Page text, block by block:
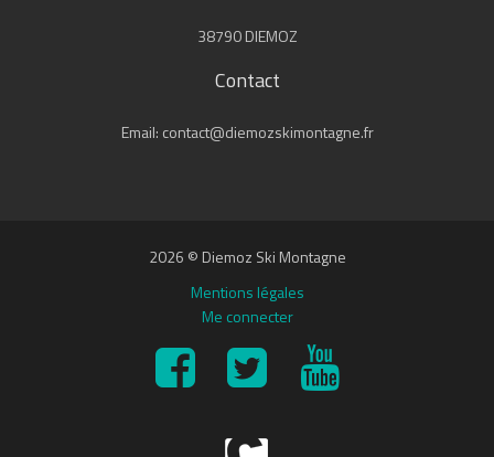
38790 DIEMOZ
Contact
Email: contact@diemozskimontagne.fr
2026 © Diemoz Ski Montagne
Mentions légales
Me connecter